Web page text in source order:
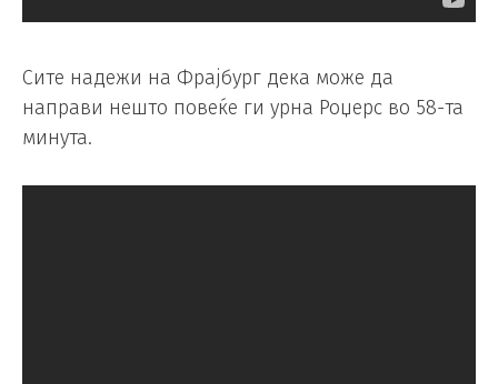
Сите надежи на Фрајбург дека може да
направи нешто повеќе ги урна Роџерс во 58-та
минута.